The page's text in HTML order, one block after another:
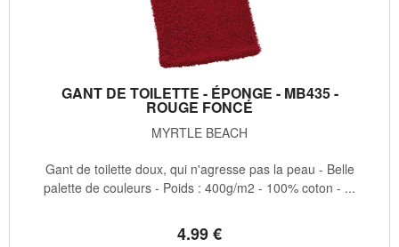
GANT DE TOILETTE - ÉPONGE - MB435 -
ROUGE FONCÉ
MYRTLE BEACH
4.99€
Gant de toilette doux, qui n'agresse pas la peau - Belle
palette de couleurs - Poids : 400g/m2 - 100% coton - ...